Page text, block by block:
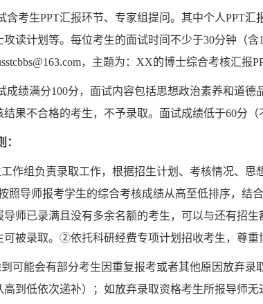
含考生PPT汇报环节、专家组提问。其中个人PPT
读计划等。每位考生的面试时间不少于30分钟（
，主题为：XX的博士综合考核汇报
成绩满分100分，面试内容包括思想政治素养和道
果不合格的考生，不予录取。面试成绩低于60分（
作组负责录取工作，根据招生计划、考核情况、
照导师报考学生的综合考核成绩从高至低排序，
师已录满且没有多余名额的考生，可以与还有招
被录取。②依托科研经费专项计划招收考生，尊重
可能会有部分考生因重复报考或者其他原因放弃
到低依次递补）；如放弃录取资格考生所报导师